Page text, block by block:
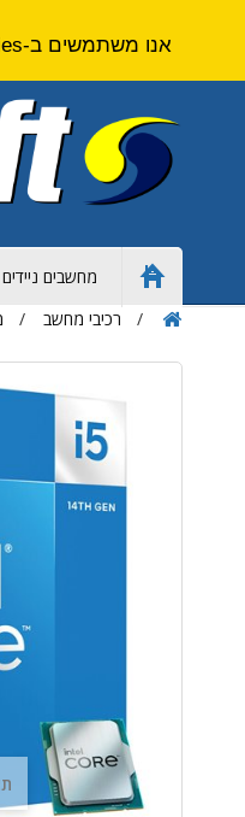
Home
Page
מחשבים ניידים
רכיבי מחשב
אנו משתמשים ב-Cookies כדי לשפר את החוויה שלכם באתר. על ידי גלישה באתר זה אתם מסכימים ל